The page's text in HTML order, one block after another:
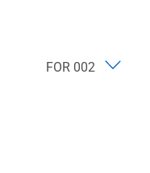
FOR 002